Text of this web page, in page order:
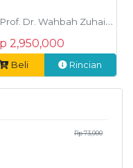
Prof. Dr. Wahbah Zuhaily
2,950,000
Beli Rincian
Rp 73,000